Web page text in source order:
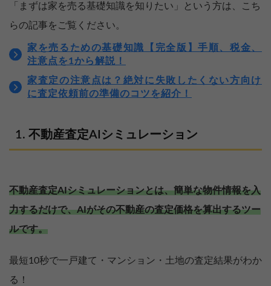
「まずは家を売る基礎知識を知りたい」という方は、こち
らの記事をご覧ください。
家を売るための基礎知識【完全版】手順、税金、
注意点を1から解説！
家査定の注意点は？絶対に失敗したくない方向け
に査定依頼前の準備のコツを紹介！
不動産査定AIシミュレーション
不動産査定AIシミュレーションとは、簡単な物件情報を入
力するだけで、AIがその不動産の査定価格を算出するツー
ルです。
最短10秒で一戸建て・マンション・土地の査定結果がわか
る！